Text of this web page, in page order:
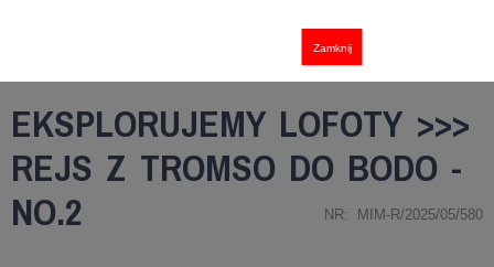
Zamknij
EKSPLORUJEMY LOFOTY >>>
REJS Z TROMSO DO BODO -
NO.2
NR: MIM-R/2025/05/580